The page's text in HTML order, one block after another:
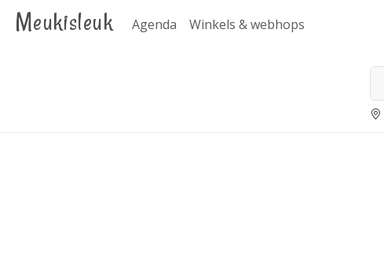
Meukisleuk Agenda Winkels & webhops